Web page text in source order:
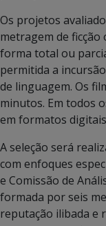
Os projetos
metragem de ficção
forma total ou
permitida a
de linguagem. Os
minutos. Em todos
em formatos
A seleção será
com enfoques
e Comissão de
formada por seis
reputação ilibada e